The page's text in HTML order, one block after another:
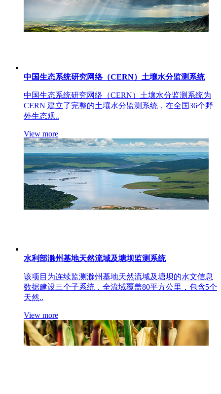
中国生态系统研究网络（CERN）土壤水分监测系统
中国生态系统研究网络（CERN）土壤水分监测系统为
CERN 建立了完整的土壤水分监测系统，在全国36个野
外生态观..
View more
水利部滁州基地天然流域及塘坝监测系统
该项目为连续监测滁州基地天然流域及塘坝的水文信息
数据建设三个子系统，全流域覆盖80平方公里，包含5个
天然..
View more